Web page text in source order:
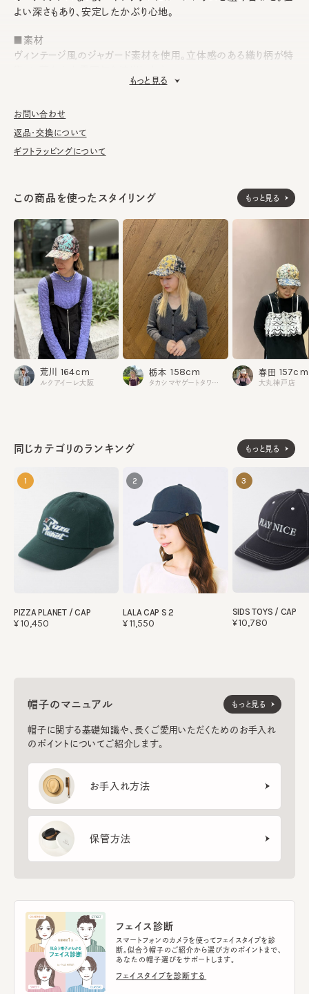
よい深さもあり、安定したかぶり心地。
■素材
ヴィンテージ風のジャガード素材を使用。立体感のある織り柄が特
洗濯不可。汚れにつきましては、消臭・抗菌用のスプレーや、帽子
が汚れてしまう前の対策として、汗止めのハットライナーのお勧め
素材
レーヨン37% ポリエステル26% ナイロン23% 紙12% ポ
リウレタン2%
生産国 made in JAPAN
もっと見る
お問い合わせ
返品・交換について
ギフトラッピングについて
同じカテゴリのランキング もっと見る
1
PIZZA PLANET / CAP
¥10,450
2
LALA CAP S 2
¥11,550
3
SIDS TOYS / CAP
¥10,780
帽子のマニュアル
帽子に関する基礎知識や、長くご愛用いただくためのお手入れ
のポイントについてご紹介します。
お手入れ方法
保管方法
もっと見る
フェイス診断
スマートフォンのカメラを使ってフェイスタイプを診
断。似合う帽子のご紹介から選び方のポイントまで、
あなたの帽子選びをサポートします。
フェイスタイプを診断する
この商品を使ったスタイリング もっと見る
荒川 164cm
ルクアイーレ大阪
栃本 158cm
タカシマヤゲートタワーモール
春田 157cm
大丸神戸店